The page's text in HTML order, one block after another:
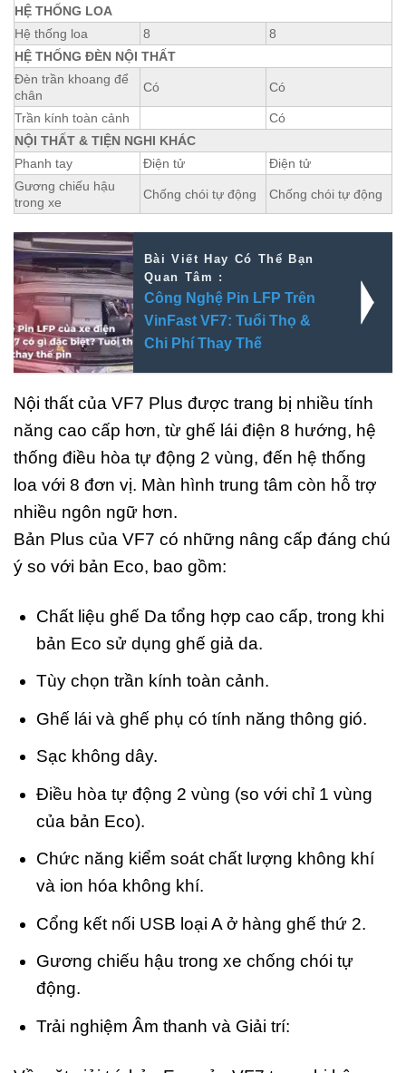
HỆ THỐNG LOA
Hệ thống loa
8
8
HỆ THỐNG ĐÈN NỘI THẤT
Đèn trần khoang để
chân
Có Có
Trần kính toàn cảnh
Có
NỘI THẤT & TIỆN NGHI KHÁC
Phanh tay
Điện tử
Điện tử
Gương chiếu hậu
trong xe
Chống chói tự động Chống chói tự động
Bài Viết Hay Có Thể Bạn
Quan Tâm :
Công Nghệ Pin LFP Trên
VinFast VF7: Tuổi Thọ &
Chi Phí Thay Thế
Nội thất của VF7 Plus được trang bị nhiều tính
năng cao cấp hơn, từ ghế lái điện 8 hướng, hệ
thống điều hòa tự động 2 vùng, đến hệ thống
loa với 8 đơn vị. Màn hình trung tâm còn hỗ trợ
nhiều ngôn ngữ hơn.
Bản Plus của VF7 có những nâng cấp đáng chú
ý so với bản Eco, bao gồm:
Chất liệu ghế Da tổng hợp cao cấp, trong khi
bản Eco sử dụng ghế giả da.
Tùy chọn trần kính toàn cảnh.
Ghế lái và ghế phụ có tính năng thông gió.
Sạc không dây.
Điều hòa tự động 2 vùng (so với chỉ 1 vùng
của bản Eco).
Chức năng kiểm soát chất lượng không khí
và ion hóa không khí.
Cổng kết nối USB loại A ở hàng ghế thứ 2.
Gương chiếu hậu trong xe chống chói tự
động.
Trải nghiệm Âm thanh và Giải trí: